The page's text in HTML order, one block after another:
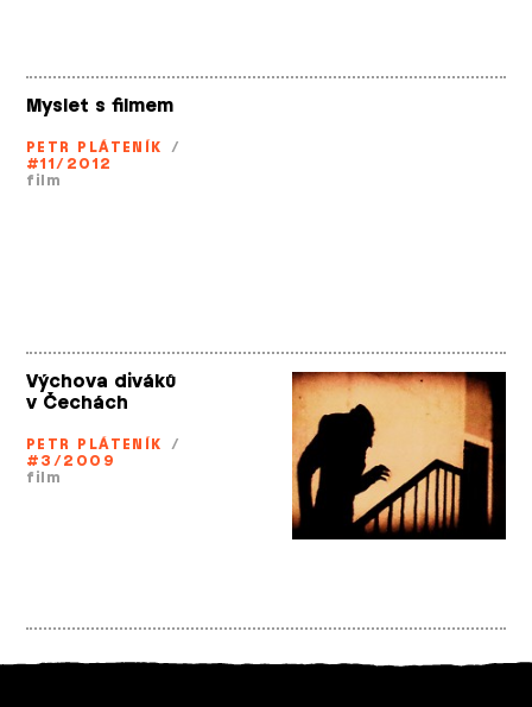
Myslet s filmem
PETR PLÁTENÍK /
#11/2012
film
Výchova diváků
v Čechách
PETR PLÁTENÍK /
#3/2009
film